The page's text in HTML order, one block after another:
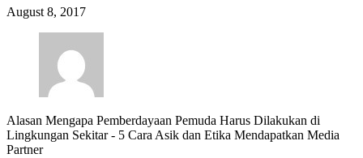
August 8, 2017
Alasan Mengapa Pemberdayaan Pemuda Harus Dilakukan di
Lingkungan Sekitar- 5 Cara Asik dan Etika Mendapatkan Media
Partner